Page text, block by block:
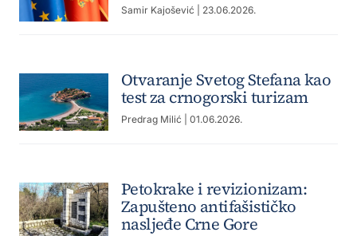
Samir Kajošević | 23.06.2026.
Otvaranje Svetog Stefana kao
test za crnogorski turizam
Predrag Milić | 01.06.2026.
Petokrake i revizionizam:
Zapušteno antifašističko
nasljeđe Crne Gore